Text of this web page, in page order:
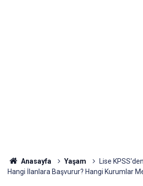
Anasayfa Yaşam
Lise
Hangi İlanlara Başvurur? Hangi Kurumlar